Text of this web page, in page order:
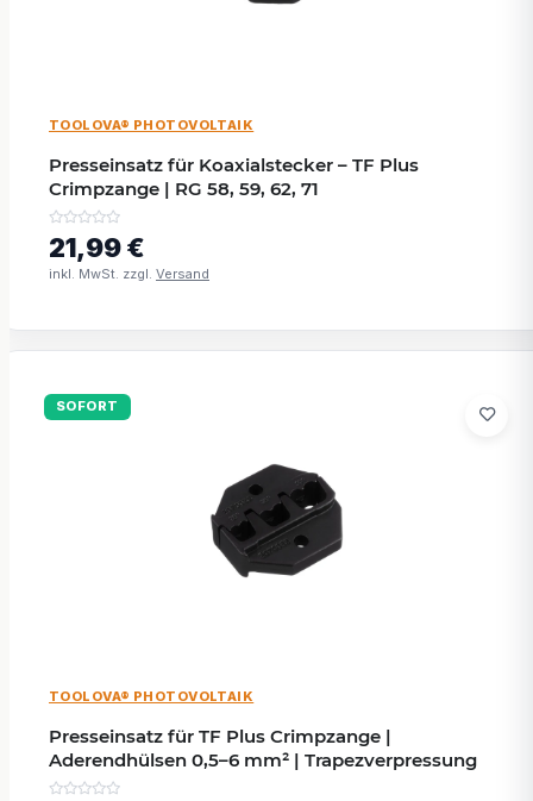
TOOLOVA® PHOTOVOLTAIK
Presseinsatz für Koaxialstecker – TF Plus
Crimpzange | RG 58, 59, 62, 71
21,99 €
inkl. MwSt. zzgl. Versand
SOFORT
TOOLOVA® PHOTOVOLTAIK
Presseinsatz für TF Plus Crimpzange |
Aderendhülsen 0,5–6 mm² | Trapezverpressung